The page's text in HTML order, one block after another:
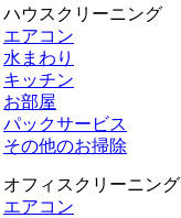
ハウスクリーニング
エアコン
水まわり
キッチン
お部屋
パックサービス
その他のお掃除
オフィスクリーニング
エアコン